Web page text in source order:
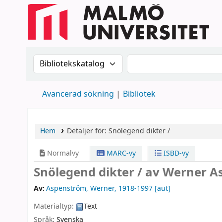
Sök i katalogen efter:Sök i katalogen
Avancerad sökning Bibliotek
Hem Detaljer för: Snölegend dikter /
Normalvy MARC-vy ISBD-vy
Snölegend dikter /av Werner
Av:Aspenström, Werner, 1918-1997 [aut]
Materialtyp:
Text
Språk: Svenska